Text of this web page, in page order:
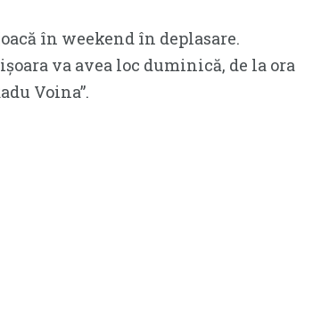
în weekend în deplasare.
va avea loc duminică, de la ora
Voina”.